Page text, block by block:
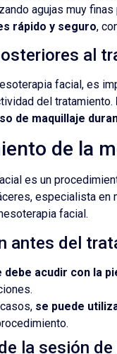
agujas muy
rápido y seguro,
al
facial, es
del tratamiento.
de maquillaje
de la
es un
especialista
facial.
antes del
debe acudir con la
se puede
la sesión